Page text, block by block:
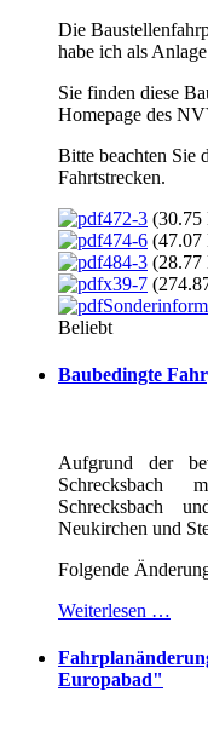
Die
habe ich als
Sie finden diese
Homepage des
Bitte beachten Sie
Fahrtstrecken.
472-3
474-6
484-3
x39-7
Beliebt
Baubedingte
Aufgrund der
Schrecksbach
Schrecksbach
Neukirchen und
Folgende
Weiterlesen …
Europabad"